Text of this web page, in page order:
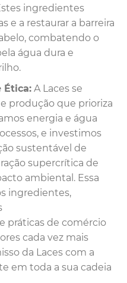
ingredientes
e a restaurar a barreira
combatendo o
água dura e
Ética:A Laces se
produção que prioriza
energia e água
e investimos
sustentável de
supercrítica de
ambiental. Essa
ingredientes,
práticas de comércio
cada vez mais
da Laces com a
em toda a sua cadeia